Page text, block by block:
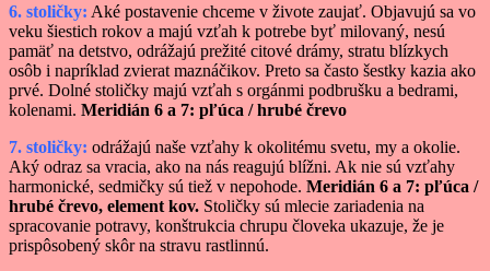
6. stoličky: Aké postavenie chceme v živote zaujať. Objavujú sa vo
veku šiestich rokov a majú vzťah k potrebe byť milovaný, nesú
pamäť na detstvo, odrážajú prežité citové drámy, stratu blízkych
osôb i napríklad zvierat maznáčikov. Preto sa často šestky kazia ako
prvé. Dolné stoličky majú vzťah s orgánmi podbrušku a bedrami,
kolenami. Meridián 6 a 7: pľúca / hrubé črevo
7. stoličky: odrážajú naše vzťahy k okolitému svetu, my a okolie.
Aký odraz sa vracia, ako na nás reagujú blížni. Ak nie sú vzťahy
harmonické, sedmičky sú tiež v nepohode. Meridián 6 a 7: pľúca /
hrubé črevo, element kov. Stoličky sú mlecie zariadenia na
spracovanie potravy, konštrukcia chrupu človeka ukazuje, že je
prispôsobený skôr na stravu rastlinnú.